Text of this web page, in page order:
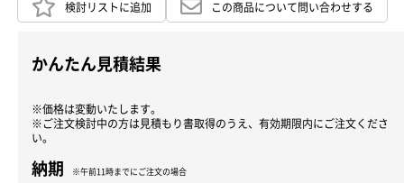
検討リストに追加 この商品について問い合わせする
かんたん見積結果
※価格は変動いたします。
※ご注文検討中の方は見積もり書取得のうえ、有効期限内にご注文くださ
い。
納期 ※午前11時までにご注文の場合